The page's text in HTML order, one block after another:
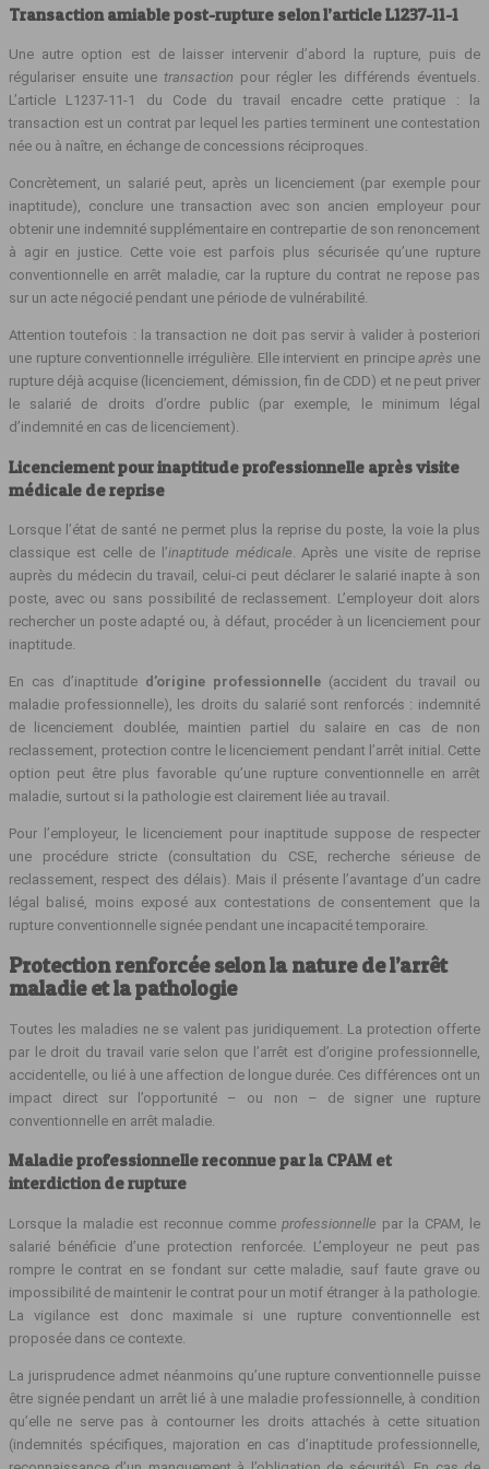
Transaction amiable post-rupture selon l’article L1237-11-1
Une autre option est de laisser intervenir d’abord la rupture, puis de
régulariser ensuite une transaction pour régler les différends éventuels.
L’article L1237‑11‑1 du Code du travail encadre cette pratique : la
transaction est un contrat par lequel les parties terminent une contestation
née ou à naître, en échange de concessions réciproques.
Concrètement, un salarié peut, après un licenciement (par exemple pour
inaptitude), conclure une transaction avec son ancien employeur pour
obtenir une indemnité supplémentaire en contrepartie de son renoncement
à agir en justice. Cette voie est parfois plus sécurisée qu’une rupture
conventionnelle en arrêt maladie, car la rupture du contrat ne repose pas
sur un acte négocié pendant une période de vulnérabilité.
Attention toutefois : la transaction ne doit pas servir à valider à posteriori
une rupture conventionnelle irrégulière. Elle intervient en principeaprès une
rupture déjà acquise (licenciement, démission, fin de CDD) et ne peut priver
le salarié de droits d’ordre public (par exemple, le minimum légal
d’indemnité en cas de licenciement).
Licenciement pour inaptitude professionnelle après visite
médicale de reprise
Lorsque l’état de santé ne permet plus la reprise du poste, la voie la plus
classique est celle de l’inaptitude médicale . Après une visite de reprise
auprès du médecin du travail, celui‑ci peut déclarer le salarié inapte à son
poste, avec ou sans possibilité de reclassement. L’employeur doit alors
rechercher un poste adapté ou, à défaut, procéder à un licenciement pour
inaptitude.
En cas d’inaptitude d’origine professionnelle (accident du travail ou
maladie professionnelle), les droits du salarié sont renforcés : indemnité
de licenciement doublée, maintien partiel du salaire en cas de non
reclassement, protection contre le licenciement pendant l’arrêt initial. Cette
option peut être plus favorable qu’une rupture conventionnelle en arrêt
maladie, surtout si la pathologie est clairement liée au travail.
Pour l’employeur, le licenciement pour inaptitude suppose de respecter
une procédure stricte (consultation du CSE, recherche sérieuse de
reclassement, respect des délais). Mais il présente l’avantage d’un cadre
légal balisé, moins exposé aux contestations de consentement que la
rupture conventionnelle signée pendant une incapacité temporaire.
Protection renforcée selon la nature de l’arrêt
maladie et la pathologie
Toutes les maladies ne se valent pas juridiquement. La protection offerte
par le droit du travail varie selon que l’arrêt est d’origine professionnelle,
accidentelle, ou lié à une affection de longue durée. Ces différences ont un
impact direct sur l’opportunité – ou non – de signer une rupture
conventionnelle en arrêt maladie.
Maladie professionnelle reconnue par la CPAM et
interdiction de rupture
Lorsque la maladie est reconnue comme professionnelle par la CPAM, le
salarié bénéficie d’une protection renforcée. L’employeur ne peut pas
rompre le contrat en se fondant sur cette maladie, sauf faute grave ou
impossibilité de maintenir le contrat pour un motif étranger à la pathologie.
La vigilance est donc maximale si une rupture conventionnelle est
proposée dans ce contexte.
La jurisprudence admet néanmoins qu’une rupture conventionnelle puisse
être signée pendant un arrêt lié à une maladie professionnelle, à condition
qu’elle ne serve pas à contourner les droits attachés à cette situation
(indemnités spécifiques, majoration en cas d’inaptitude professionnelle,